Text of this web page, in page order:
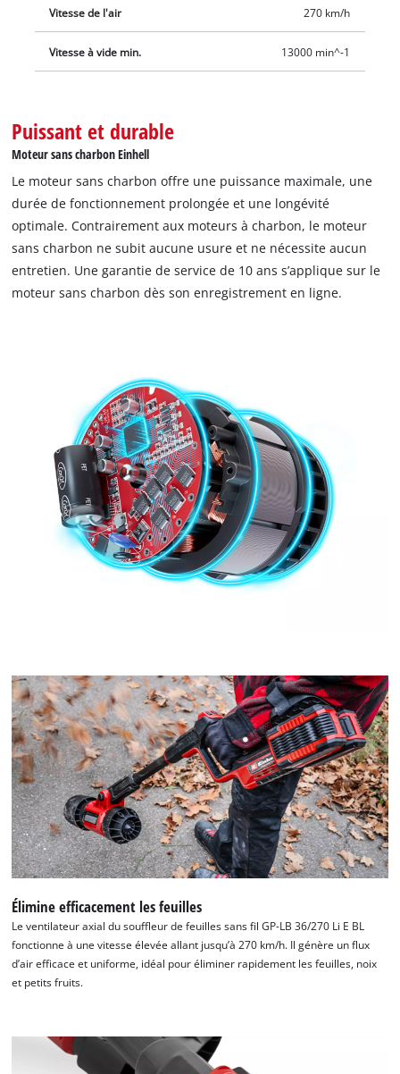
très pratique renforçant encore le confort. Cela rend
fatigue. Le souffleur de feuilles sans fil est vendu sans
Vitesse de l'air 270 km/h
Vitesse à vide min. 13000 min^-1
Puissant et durable
Moteur sans charbon Einhell
Le moteur sans charbon offre une puissance maximale, une
durée de fonctionnement prolongée et une longévité
optimale. Contrairement aux moteurs à charbon, le moteur
sans charbon ne subit aucune usure et ne nécessite aucun
entretien. Une garantie de service de 10 ans s’applique sur le
moteur sans charbon dès son enregistrement en ligne.
Élimine efficacement les feuilles
Le ventilateur axial du souffleur de feuilles sans fil GP-LB 36/270 Li E BL
fonctionne à une vitesse élevée allant jusqu’à 270 km/h. Il génère un flux
d’air efficace et uniforme, idéal pour éliminer rapidement les feuilles, noix
et petits fruits.